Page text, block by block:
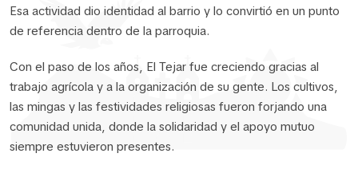
Esa actividad dio identidad al barrio y lo convirtió en un punto
de referencia dentro de la parroquia.
Con el paso de los años, El Tejar fue creciendo gracias al
trabajo agrícola y a la organización de su gente. Los cultivos,
las mingas y las festividades religiosas fueron forjando una
comunidad unida, donde la solidaridad y el apoyo mutuo
siempre estuvieron presentes.